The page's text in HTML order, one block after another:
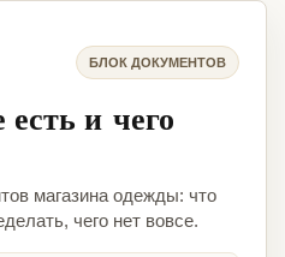
БЛОК ДОКУМЕНТОВ
и чего
магазина одежды: что
чего нет вовсе.